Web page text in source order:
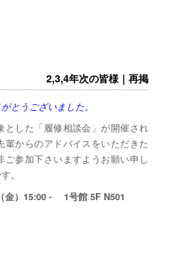
2,3,4年次の皆様｜再掲
とうございました。
とした「履修相談会」が開催され
輩からのアドバイスをいただきた
ご参加下さいますようお願い申し
。
金）15:00 - 1号館 5F N501